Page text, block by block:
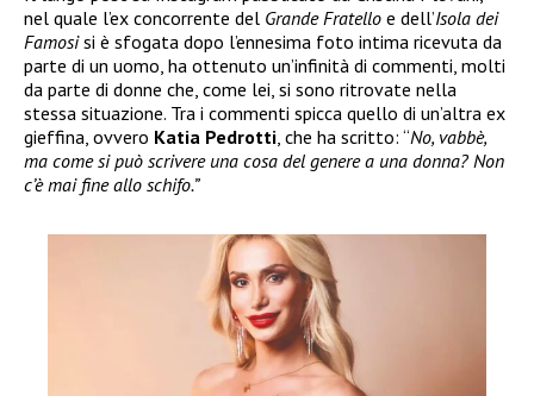
nel quale l’ex concorrente del Grande Fratello e dell’Isola dei
Famosisi è sfogata dopo l’ennesima foto intima ricevuta da
parte di un uomo, ha ottenuto un’infinità di commenti, molti
da parte di donne che, come lei, si sono ritrovate nella
stessa situazione. Tra i commenti spicca quello di un’altra ex
gieffina, ovvero Katia Pedrotti, che ha scritto: “No, vabbè,
ma come si può scrivere una cosa del genere a una donna? Non
c’è mai fine allo schifo.”